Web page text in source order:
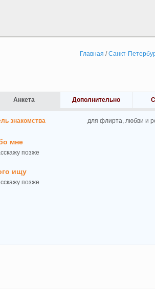
Главная /Санкт-
Анкета Дополнительно
знакомства для флирта, любви и
мне
позже
ищу
позже